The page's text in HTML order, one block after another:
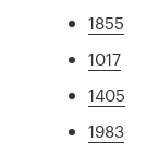
1855
1017
1405
1983